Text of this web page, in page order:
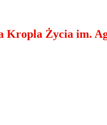
Kropla Życia im.